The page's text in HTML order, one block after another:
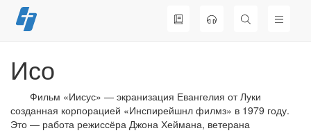
Перейти
к
Исо
Фильм «Иисус» — экранизация Евангелия от Луки
созданная корпорацией «Инспирейшнл филмз» в 1979 году.
Это — работа режиссёра Джона Хеймана, ветерана